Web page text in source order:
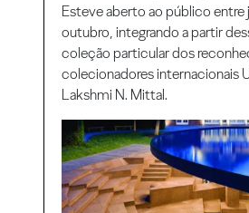
Esteve aberto ao público entre
outubro, integrando a partir
coleção particular dos
colecionadores internacionais
Lakshmi N. Mittal.